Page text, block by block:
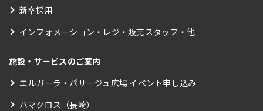
新卒採用
インフォメーション・レジ・販売スタッフ・他
施設・サービスのご案内
エルガーラ・パサージュ広場 イベント申し込み
ハマクロス（長崎）